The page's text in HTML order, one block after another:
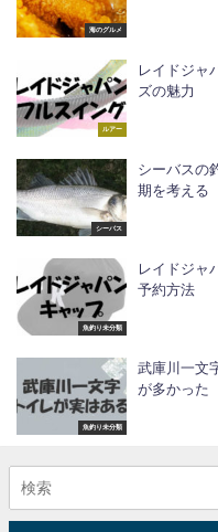
海のグルメ
ルアー
レイドジャ
ズの魅力
シーバス
シーバスの
期を考える
魚釣り未分類
レイドジャ
予約方法
魚釣り未分類
武庫川一文
が多かった